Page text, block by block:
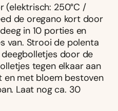
(elektrisch: 250°C /
de oregano kort door
in 10 porties en
van. Strooi de polenta
door de
tegen elkaar aan
en met bloem bestoven
Laat nog ca. 30